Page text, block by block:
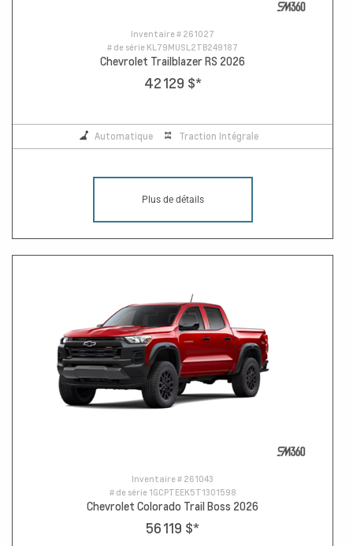
Inventaire # 261027
# de série KL79MUSL2TB249187
Chevrolet Trailblazer RS 2026
42 129 $*
Automatique Traction Intégrale
Plus de détails
Inventaire # 261043
# de série 1GCPTEEK5T1301598
Chevrolet Colorado Trail Boss 2026
56 119 $*